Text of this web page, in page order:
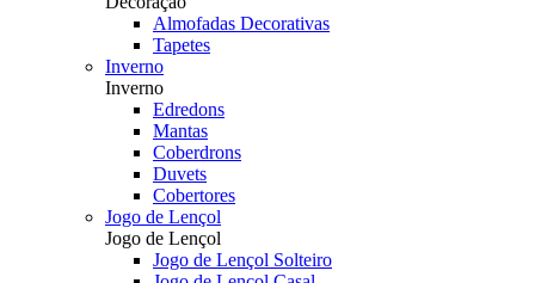
Almofadas Decorativas
Tapetes
Inverno
Inverno
Edredons
Mantas
Coberdrons
Duvets
Cobertores
Jogo de Lençol
Jogo de Lençol
Jogo de Lençol Solteiro